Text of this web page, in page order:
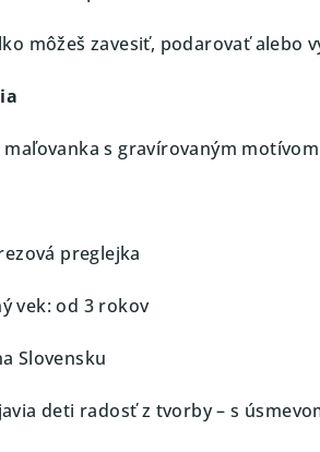
môžeš zavesiť, podarovať alebo
maľovanka s gravírovaným motívom
preglejka
vek: od 3 rokov
Slovensku
deti radosť z tvorby – s